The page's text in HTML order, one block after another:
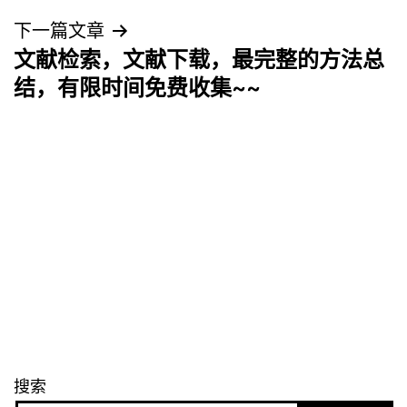
航
下一篇文章
文献检索，文献下载，最完整的方法总
结，有限时间免费收集~~
搜索